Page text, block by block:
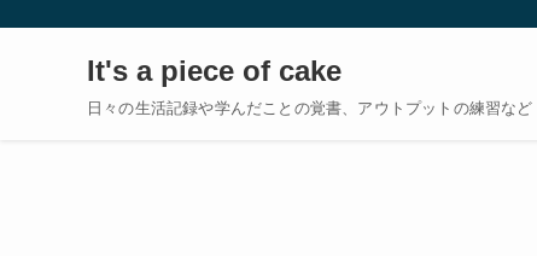
It's a piece of cake
日々の生活記録や学んだことの覚書、アウトプットの練習など